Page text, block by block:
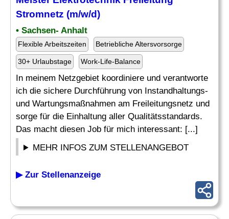
Stromnetz (m/w/d)
• Sachsen- Anhalt
Flexible Arbeitszeiten Betriebliche Altersvorsorge
30+ Urlaubstage Work-Life-Balance
In meinem Netzgebiet koordiniere und verantworte
ich die sichere Durchführung von Instandhaltungs-
und Wartungsmaßnahmen am Freileitungsnetz und
sorge für die Einhaltung aller Qualitätsstandards.
Das macht diesen Job für mich interessant: [...]
MEHR INFOS ZUM STELLENANGEBOT
▶ Zur Stellenanzeige